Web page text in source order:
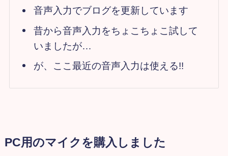
音声入力でブログを更新しています
昔から音声入力をちょこちょこ試して
いましたが…
が、ここ最近の音声入力は使える!!
PC用のマイクを購入しました